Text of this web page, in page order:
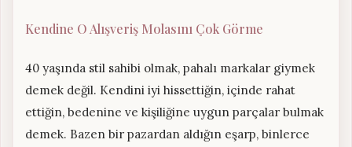
Kendine O Alışveriş Molasını Çok Görme
40 yaşında stil sahibi olmak, pahalı markalar giymek
demek değil. Kendini iyi hissettiğin, içinde rahat
ettiğin, bedenine ve kişiliğine uygun parçalar bulmak
demek. Bazen bir pazardan aldığın eşarp, binlerce